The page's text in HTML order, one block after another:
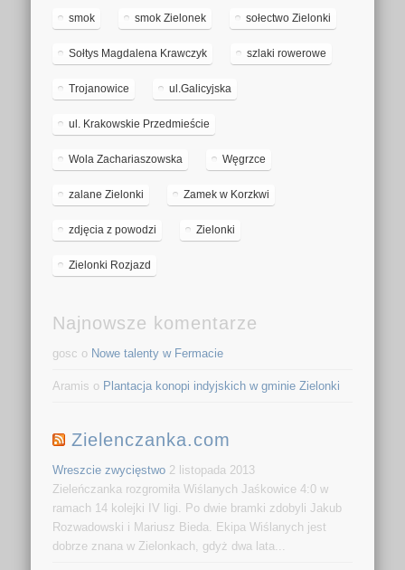
smok smok Zielonek sołectwo Zielonki
Sołtys Magdalena Krawczyk szlaki rowerowe
Trojanowice ul.Galicyjska
ul. Krakowskie Przedmieście
Wola Zachariaszowska Węgrzce
zalane Zielonki Zamek w Korzkwi
zdjęcia z powodzi Zielonki
Zielonki Rozjazd
Najnowsze komentarze
gosc o Nowe talenty w Fermacie
Aramis o Plantacja konopi indyjskich w gminie Zielonki
Zielenczanka.com
Wreszcie zwycięstwo 2 listopada 2013
Zieleńczanka rozgromiła Wiślanych Jaśkowice 4:0 w
ramach 14 kolejki IV ligi. Po dwie bramki zdobyli Jakub
Rozwadowski i Mariusz Bieda. Ekipa Wiślanych jest
dobrze znana w Zielonkach, gdyż dwa lata...